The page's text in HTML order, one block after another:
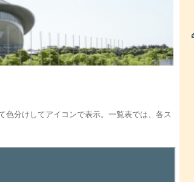
色分けしてアイコンで表示。一覧表では、各ス